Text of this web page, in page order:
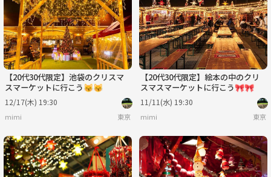
【20代30代限定】池袋のクリスマ
スマーケットに行こう😽😽
12/17(木) 19:30
mimi 東京
【20代30代限定】絵本の中のクリ
スマスマーケットに行こう🎀🎀
11/11(水) 19:30
mimi 東京